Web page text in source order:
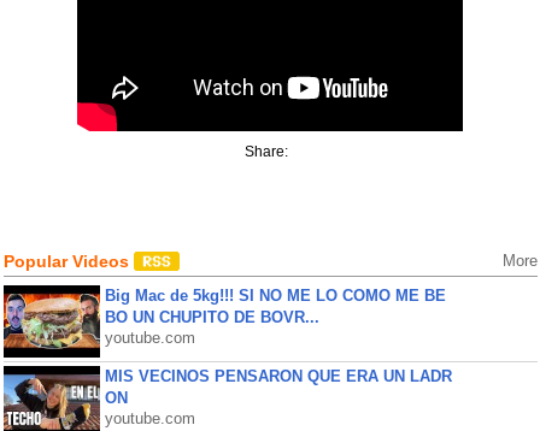
Share:
Popular Videos More
Big Mac de 5kg!!! SI NO ME LO COMO ME BE
BO UN CHUPITO DE BOVR...
youtube.com
MIS VECINOS PENSARON QUE ERA UN LADR
ON
youtube.com